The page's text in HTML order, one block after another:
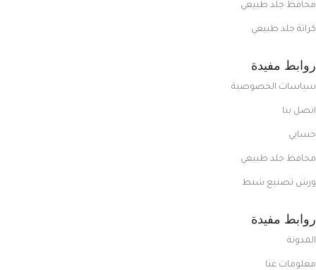
محافظ جلد طبيعي
كراتة جلد طبيعي
روابط مفيدة
سياسات الخصوصية
اتصل بنا
حسابي
محافظ جلد طبيعي
ورش تصنيع شنط
روابط مفيدة
المدونة
معلومات عنا